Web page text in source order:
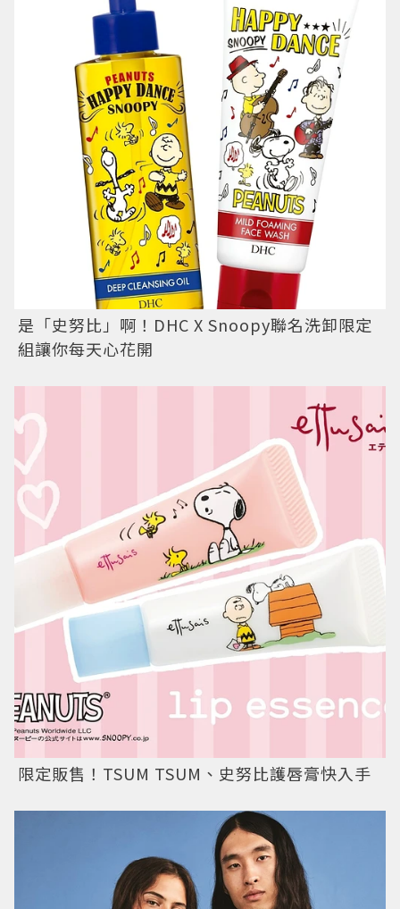
是「史努比」啊！DHC X Snoopy聯名洗卸限定
組讓你每天心花開
限定販售！TSUM TSUM、史努比護唇膏快入手